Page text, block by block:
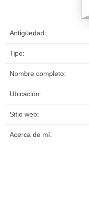
Antigüedad:
Tipo:
Nombre completo:
Ubicación:
Sitio web:
Acerca de mí: